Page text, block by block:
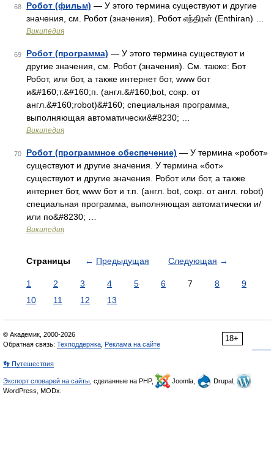
68 Робот (фильм) — У этого термина существуют и другие
значения, см. Робот (значения). Робот எந்திரன் (Enthiran) …
Википедия
69 Робот (программа) — У этого термина существуют и
другие значения, см. Робот (значения). См. также: Бот
Робот, или бот, а также интернет бот, www бот
и&#160;т.&#160;п. (англ.&#160;bot, сокр. от
англ.&#160;robot)&#160; специальная программа,
выполняющая автоматически&#8230; …
Википедия
70 Робот (программное обеспечение) — У термина «робот»
существуют и другие значения. У термина «бот»
существуют и другие значения. Робот или бот, а также
интернет бот, www бот и т.п. (англ. bot, сокр. от англ. robot)
специальная программа, выполняющая автоматически и/
или по&#8230; …
Википедия
Страницы ← Предыдущая Следующая →
1 2 3 4 5 6 7 8
9
10
11 12 13
18+
© Академик, 2000-2026
Обратная связь: Техподдержка Реклама на сайте
👣 Путешествия
Экспорт словарей на сайты , сделанные на PHP, Joomla,
Drupal,
WordPress, MODx.